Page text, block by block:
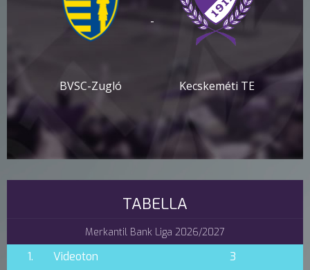
BVSC-Zugló
-
Kecskeméti TE
TABELLA
Merkantil Bank Liga 2026/2027
1. Videoton
3